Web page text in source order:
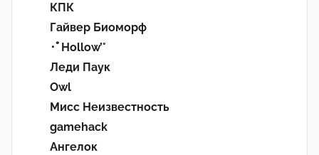
КПК
Гайвер Биоморф
･ﾟHollow’°
Леди Паук
Owl
Мисс Неизвестность
gamehack
Ангелок